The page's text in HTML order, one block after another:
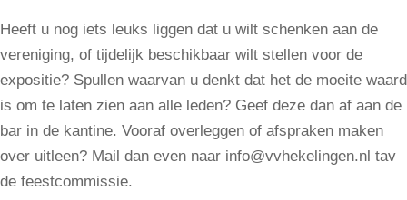
Heeft u nog iets leuks liggen dat u wilt schenken aan de
vereniging, of tijdelijk beschikbaar wilt stellen voor de
expositie? Spullen waarvan u denkt dat het de moeite waard
is om te laten zien aan alle leden? Geef deze dan af aan de
bar in de kantine. Vooraf overleggen of afspraken maken
over uitleen? Mail dan even naar info@vvhekelingen.nl tav
de feestcommissie.